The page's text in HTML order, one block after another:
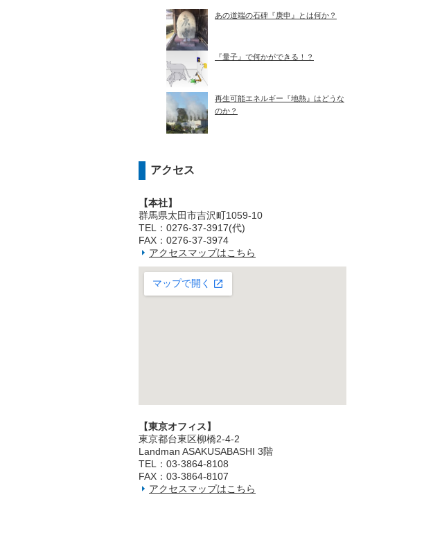
あの道端の石碑『庚申』とは何か？
『量子』で何かができる！？
再生可能エネルギー『地熱』はどうな
のか？
アクセス
【本社】
群馬県太田市吉沢町1059-10
TEL：0276-37-3917(代)
FAX：0276-37-3974
アクセスマップはこちら
【東京オフィス】
東京都台東区柳橋2‐4‐2
Landman ASAKUSABASHI 3階
TEL：03‐3864‐8108
FAX：03‐3864‐8107
アクセスマップはこちら